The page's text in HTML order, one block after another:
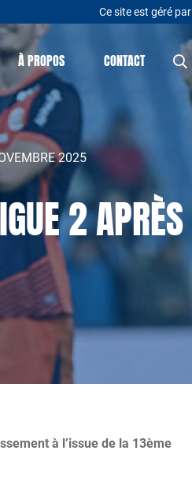
Ce site est géré
À PROPOS CONTACT
2025
2
à l’issue de la 13ème